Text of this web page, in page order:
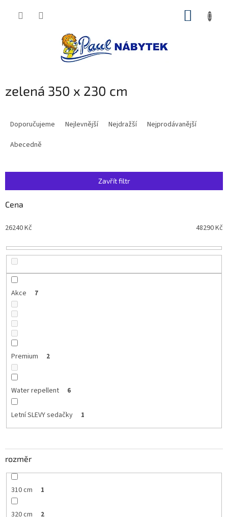
zelená 350 x 230 cm
r
o
u
t
ů
Doporučujeme Nejlevnější Nejdražší
Nejprodávanější
Abecedně
Zavřít filtr
Cena
26240Kč 48290Kč
Akce 7
Premium 2
Water repellent 6
Letní SLEVY sedačky 1
rozměr
310 cm 1
320 cm 2